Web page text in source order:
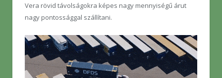
Vera rövid távolságokra képes nagy mennyiségű árut
nagy pontossággal szállítani.